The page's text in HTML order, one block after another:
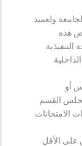
ولعميد
هذه
أو
القسم
الامتحانات
الأقل